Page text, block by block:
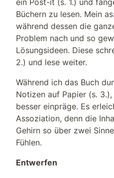
ein Post-it (s. 1.) und
Büchern zu lesen. Mein
während dessen die
Problem nach und so
Lösungsideen. Diese
2.) und lese weiter.
Während ich das Buch
Notizen auf Papier (s.
besser einpräge. Es
Assoziation, denn die
Gehirn so über zwei
Fühlen.
Entwerfen